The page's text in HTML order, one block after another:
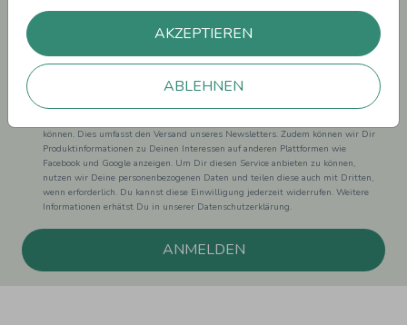
AKZEPTIEREN
ABLEHNEN
Einwilligung zur Datennutzung für Marketingzwecke: Hiermit willigst Du ein,
können. Dies umfasst den Versand unseres Newsletters. Zudem können wir Dir
Produktinformationen zu Deinen Interessen auf anderen Plattformen wie
Facebook und Google anzeigen. Um Dir diesen Service anbieten zu können,
nutzen wir Deine personenbezogenen Daten und teilen diese auch mit Dritten,
wenn erforderlich. Du kannst diese Einwilligung jederzeit widerrufen. Weitere
Informationen erhätst Du in unserer Datenschutzerklärung.
ANMELDEN